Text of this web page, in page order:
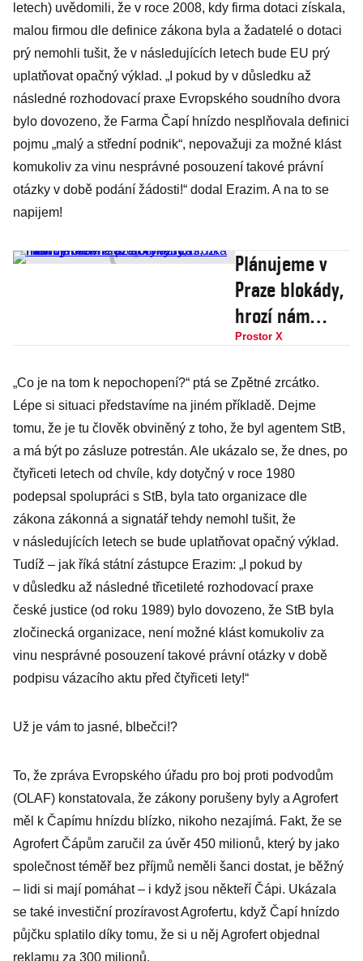
letech) uvědomili, že v roce 2008, kdy firma dotaci získala,
malou firmou dle definice zákona byla a žadatelé o dotaci
prý nemohli tušit, že v následujících letech bude EU prý
uplatňovat opačný výklad. „I pokud by v důsledku až
následné rozhodovací praxe Evropského soudního dvora
bylo dovozeno, že Farma Čapí hnízdo nesplňovala definici
pojmu „malý a střední podnik“, nepovažuji za možné klást
komukoliv za vinu nesprávné posouzení takové právní
otázky v době podání žádosti!“ dodal Erazim. A na to se
napijem!
Plánujeme v
Praze blokády,
hrozí nám
vymření a už
říká mluvčí
Rebelie proti
vyhynutí
Holcnerová
Prostor X
„Co je na tom k nepochopení?“ ptá se Zpětné zrcátko.
Lépe si situaci představíme na jiném příkladě. Dejme
tomu, že je tu člověk obviněný z toho, že byl agentem StB,
a má být po zásluze potrestán. Ale ukázalo se, že dnes, po
čtyřiceti letech od chvíle, kdy dotyčný v roce 1980
podepsal spolupráci s StB, byla tato organizace dle
zákona zákonná a signatář tehdy nemohl tušit, že
v následujících letech se bude uplatňovat opačný výklad.
Tudíž – jak říká státní zástupce Erazim: „I pokud by
v důsledku až následné třicetileté rozhodovací praxe
české justice (od roku 1989) bylo dovozeno, že StB byla
zločinecká organizace, není možné klást komukoliv za
vinu nesprávné posouzení takové právní otázky v době
podpisu vázacího aktu před čtyřiceti lety!“
Už je vám to jasné, blbečci!?
To, že zpráva Evropského úřadu pro boj proti podvodům
(OLAF) konstatovala, že zákony porušeny byly a Agrofert
měl k Čapímu hnízdu blízko, nikoho nezajímá. Fakt, že se
Agrofert Čápům zaručil za úvěr 450 milionů, který by jako
společnost téměř bez příjmů neměli šanci dostat, je běžný
– lidi si mají pomáhat – i když jsou někteří Čápi. Ukázala
se také investiční prozíravost Agrofertu, když Čapí hnízdo
půjčku splatilo díky tomu, že si u něj Agrofert objednal
reklamu za 300 milionů.